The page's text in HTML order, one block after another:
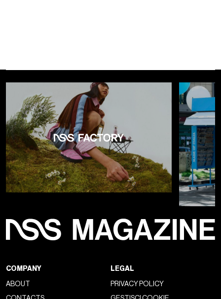
COMPANY
ABOUT
LEGAL
PRIVACY POLICY